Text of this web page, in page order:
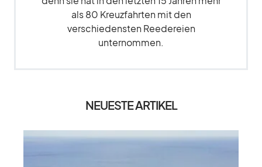
als 80 Kreuzfahrten mit den
verschiedensten Reedereien
unternommen.
NEUESTE ARTIKEL